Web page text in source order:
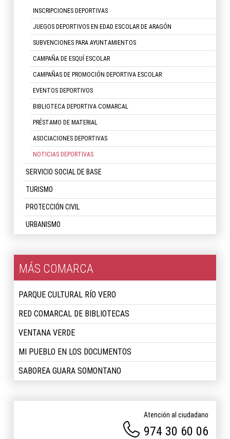
INSCRIPCIONES DEPORTIVAS
JUEGOS DEPORTIVOS EN EDAD ESCOLAR DE ARAGÓN
SUBVENCIONES PARA AYUNTAMIENTOS
CAMPAÑA DE ESQUÍ ESCOLAR
CAMPAÑAS DE PROMOCIÓN DEPORTIVA ESCOLAR
EVENTOS DEPORTIVOS
BIBLIOTECA DEPORTIVA COMARCAL
PRÉSTAMO DE MATERIAL
ASOCIACIONES DEPORTIVAS
NOTICIAS DEPORTIVAS
SERVICIO SOCIAL DE BASE
TURISMO
PROTECCIÓN CIVIL
URBANISMO
MÁS COMARCA
PARQUE CULTURAL RÍO VERO
RED COMARCAL DE BIBLIOTECAS
VENTANA VERDE
MI PUEBLO EN LOS DOCUMENTOS
SABOREA GUARA SOMONTANO
Atención al ciudadano
974 30 60 06